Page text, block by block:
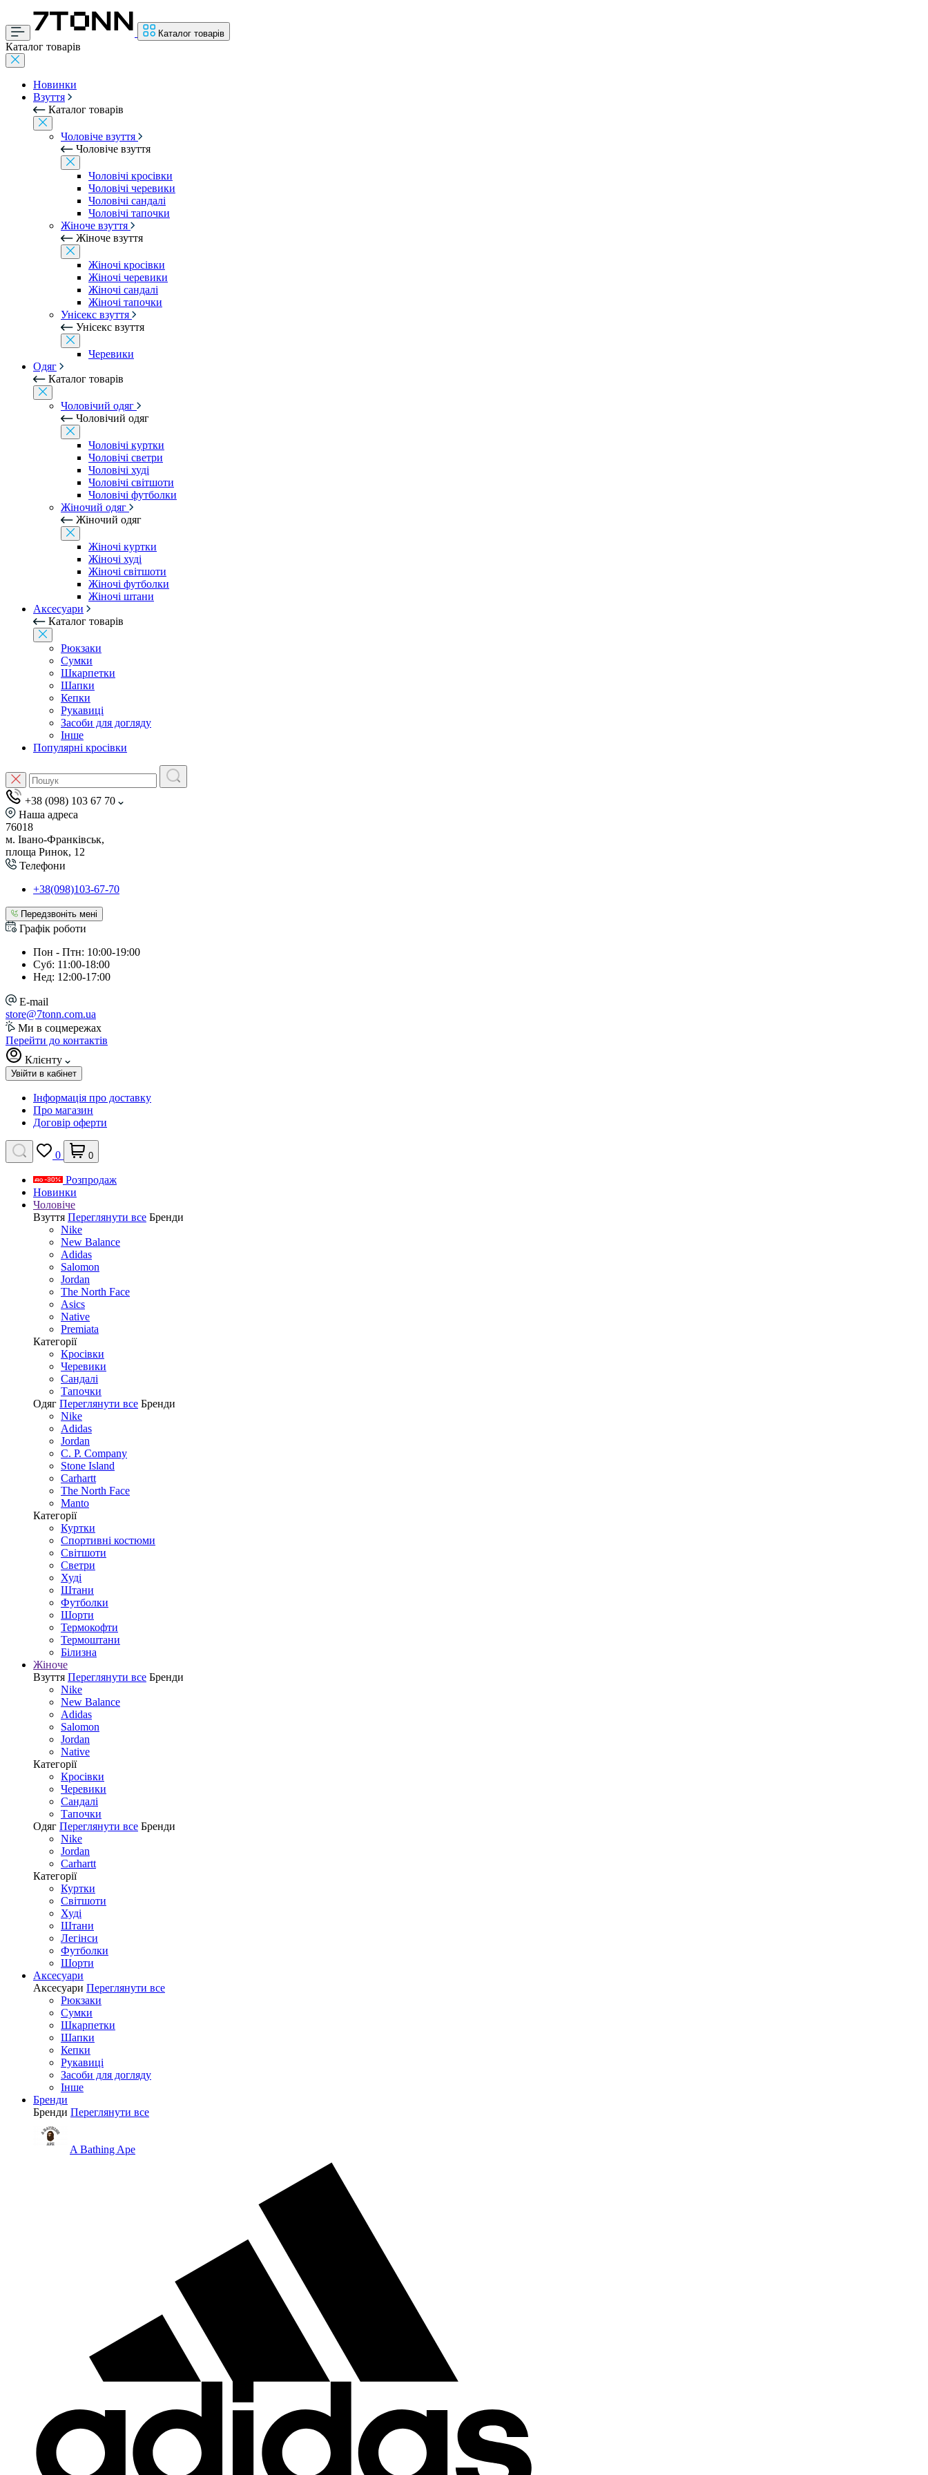
Каталог товарів
Каталог товарів
Новинки
Взуття
Каталог товарів
Чоловіче взуття
Чоловіче взуття
Чоловічі кросівки
Чоловічі черевики
Чоловічі сандалі
Чоловічі тапочки
Жіноче взуття
Жіноче взуття
Жіночі кросівки
Жіночі черевики
Жіночі сандалі
Жіночі тапочки
Унісекс взуття
Унісекс взуття
Черевики
Одяг
Каталог товарів
Чоловічий одяг
Чоловічий одяг
Чоловічі куртки
Чоловічі светри
Чоловічі худі
Чоловічі світшоти
Чоловічі футболки
Жіночий одяг
Жіночий одяг
Жіночі куртки
Жіночі худі
Жіночі світшоти
Жіночі футболки
Жіночі штани
Аксесуари
Каталог товарів
Рюкзаки
Сумки
Шкарпетки
Шапки
Кепки
Рукавиці
Засоби для догляду
Інше
Популярні кросівки
+38 (098) 103 67 70
Наша адреса
76018
м. Івано-Франківськ,
площа Ринок, 12
Телефони
+38(098)103-67-70
Передзвоніть мені
Графік роботи
Пон - Птн: 10:00-19:00
Суб: 11:00-18:00
Нед: 12:00-17:00
E-mail
store@7tonn.com.ua
Ми в соцмережах
Перейти до контактів
Клієнту
Увійти в кабінет
Інформація про доставку
Про магазин
Договір оферти
0 0
Розпродаж
Новинки
Чоловіче
Взуття Переглянути все Бренди
Nike
New Balance
Adidas
Salomon
Jordan
The North Face
Asics
Native
Premiata
Категорії
Кросівки
Черевики
Сандалі
Tапочки
Одяг Переглянути все Бренди
Nike
Adidas
Jordan
C. P. Company
Stone Island
Carhartt
The North Face
Manto
Категорії
Куртки
Спортивні костюми
Світшоти
Светри
Худі
Штани
Футболки
Шорти
Термокофти
Термоштани
Білизна
Жіноче
Взуття Переглянути все Бренди
Nike
New Balance
Adidas
Salomon
Jordan
Native
Категорії
Кросівки
Черевики
Сандалі
Tапочки
Одяг Переглянути все Бренди
Nike
Jordan
Carhartt
Категорії
Куртки
Світшоти
Худі
Штани
Легінси
Футболки
Шорти
Аксесуари
Аксесуари Переглянути все
Рюкзаки
Сумки
Шкарпетки
Шапки
Кепки
Рукавиці
Засоби для догляду
Інше
Бренди
Бренди Переглянути все
A Bathing Ape